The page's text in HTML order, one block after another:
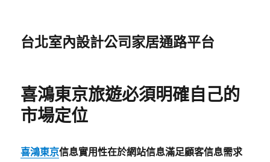
台北室內設計公司家居通路平台
喜鴻東京旅遊必須明確自己的
市場定位
喜鴻東京信息實用性在於網站信息滿足顧客信息需求